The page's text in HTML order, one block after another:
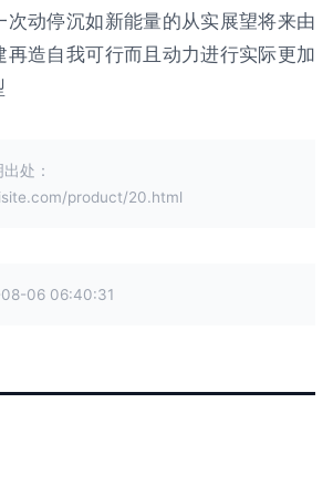
次动停沉如新能量的从实展望将来由
再造自我可行而且动力进行实际更加
处：
product/20.html
06 06:40:31